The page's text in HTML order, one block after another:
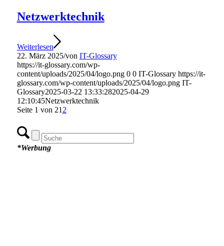
Netzwerktechnik
Weiterlesen
22. März 2025/von IT-Glossary
https://it-glossary.com/wp-
content/uploads/2025/04/logo.png 0 0 IT-Glossary https://it-
glossary.com/wp-content/uploads/2025/04/logo.png IT-
Glossary2025-03-22 13:33:282025-04-29
12:10:45Netzwerktechnik
Seite 1 von 21 2
*Werbung